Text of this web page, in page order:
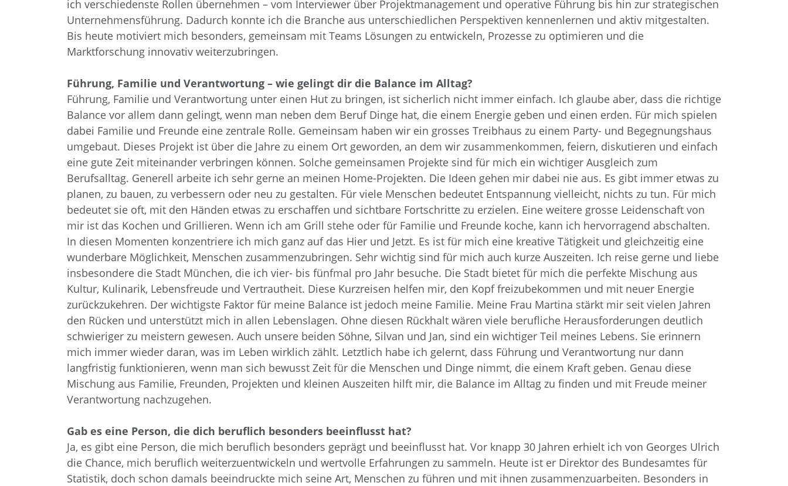
ich verschiedenste Rollen übernehmen – vom Interviewer über Projektmanagement und operative Führung bis hin zur strategischen
Unternehmensführung. Dadurch konnte ich die Branche aus unterschiedlichen Perspektiven kennenlernen und aktiv mitgestalten.
Bis heute motiviert mich besonders, gemeinsam mit Teams Lösungen zu entwickeln, Prozesse zu optimieren und die
Marktforschung innovativ weiterzubringen.
Führung, Familie und Verantwortung – wie gelingt dir die Balance im Alltag?
Führung, Familie und Verantwortung unter einen Hut zu bringen, ist sicherlich nicht immer einfach. Ich glaube aber, dass die richtige
Balance vor allem dann gelingt, wenn man neben dem Beruf Dinge hat, die einem Energie geben und einen erden. Für mich spielen
dabei Familie und Freunde eine zentrale Rolle. Gemeinsam haben wir ein grosses Treibhaus zu einem Party- und Begegnungshaus
umgebaut. Dieses Projekt ist über die Jahre zu einem Ort geworden, an dem wir zusammenkommen, feiern, diskutieren und einfach
eine gute Zeit miteinander verbringen können. Solche gemeinsamen Projekte sind für mich ein wichtiger Ausgleich zum
Berufsalltag. Generell arbeite ich sehr gerne an meinen Home-Projekten. Die Ideen gehen mir dabei nie aus. Es gibt immer etwas zu
planen, zu bauen, zu verbessern oder neu zu gestalten. Für viele Menschen bedeutet Entspannung vielleicht, nichts zu tun. Für mich
bedeutet sie oft, mit den Händen etwas zu erschaffen und sichtbare Fortschritte zu erzielen. Eine weitere grosse Leidenschaft von
mir ist das Kochen und Grillieren. Wenn ich am Grill stehe oder für Familie und Freunde koche, kann ich hervorragend abschalten.
In diesen Momenten konzentriere ich mich ganz auf das Hier und Jetzt. Es ist für mich eine kreative Tätigkeit und gleichzeitig eine
wunderbare Möglichkeit, Menschen zusammenzubringen. Sehr wichtig sind für mich auch kurze Auszeiten. Ich reise gerne und liebe
insbesondere die Stadt München, die ich vier- bis fünfmal pro Jahr besuche. Die Stadt bietet für mich die perfekte Mischung aus
Kultur, Kulinarik, Lebensfreude und Vertrautheit. Diese Kurzreisen helfen mir, den Kopf freizubekommen und mit neuer Energie
zurückzukehren. Der wichtigste Faktor für meine Balance ist jedoch meine Familie. Meine Frau Martina stärkt mir seit vielen Jahren
den Rücken und unterstützt mich in allen Lebenslagen. Ohne diesen Rückhalt wären viele berufliche Herausforderungen deutlich
schwieriger zu meistern gewesen. Auch unsere beiden Söhne, Silvan und Jan, sind ein wichtiger Teil meines Lebens. Sie erinnern
mich immer wieder daran, was im Leben wirklich zählt. Letztlich habe ich gelernt, dass Führung und Verantwortung nur dann
langfristig funktionieren, wenn man sich bewusst Zeit für die Menschen und Dinge nimmt, die einem Kraft geben. Genau diese
Mischung aus Familie, Freunden, Projekten und kleinen Auszeiten hilft mir, die Balance im Alltag zu finden und mit Freude meiner
Verantwortung nachzugehen.
Gab es eine Person, die dich beruflich besonders beeinflusst hat?
Ja, es gibt eine Person, die mich beruflich besonders geprägt und beeinflusst hat. Vor knapp 30 Jahren erhielt ich von Georges Ulrich
die Chance, mich beruflich weiterzuentwickeln und wertvolle Erfahrungen zu sammeln. Heute ist er Direktor des Bundesamtes für
Statistik, doch schon damals beeindruckte mich seine Art, Menschen zu führen und mit ihnen zusammenzuarbeiten. Besonders in